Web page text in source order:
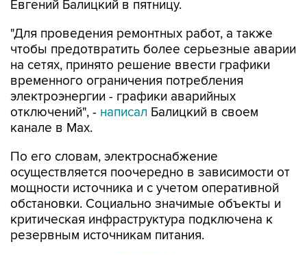
Евгений Балицкий в пятницу.
"Для проведения ремонтных работ, а также
чтобы предотвратить более серьезные аварии
на сетях, принято решение ввести графики
временного ограничения потребления
электроэнергии - графики аварийных
отключений", - написал Балицкий в своем
канале в Max.
По его словам, электроснабжение
осуществляется поочередно в зависимости от
мощности источника и с учетом оперативной
обстановки. Социально значимые объекты и
критическая инфраструктура подключена к
резервным источникам питания.